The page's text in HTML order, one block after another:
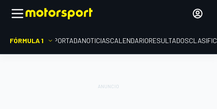
FÓRMULA 1 PORTADANOTICIASCALENDARIORESULTADOS